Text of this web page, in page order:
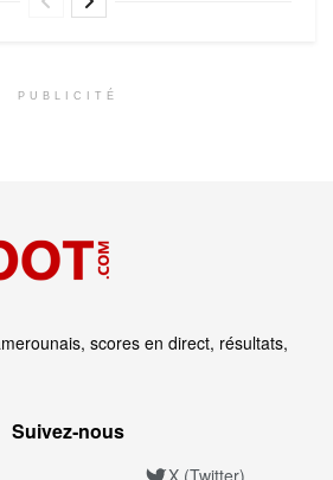
PUBLICITÉ
scores en direct, résultats,
Suivez‑nous
X (Twitter)